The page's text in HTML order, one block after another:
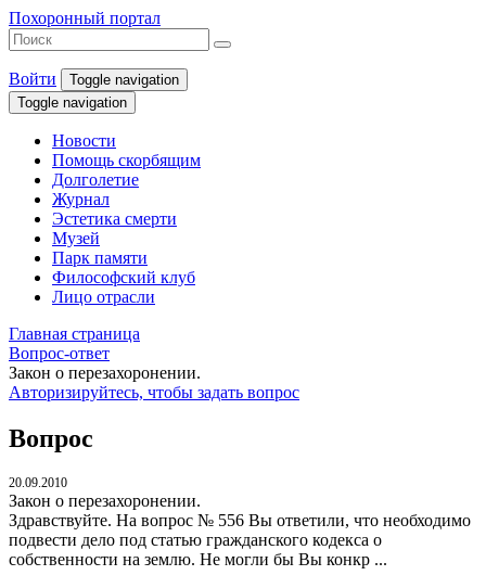
Похоронный портал
Войти
Toggle navigation
Toggle navigation
Новости
Помощь скорбящим
Долголетие
Журнал
Эстетика смерти
Музей
Парк памяти
Философский клуб
Лицо отрасли
Главная страница
Вопрос-ответ
Закон о перезахоронении.
Авторизируйтесь, чтобы задать вопрос
Вопрос
20.09.2010
Закон о перезахоронении.
Здравствуйте. На вопрос № 556 Вы ответили, что необходимо
подвести дело под статью гражданского кодекса о
собственности на землю. Не могли бы Вы конкр ...